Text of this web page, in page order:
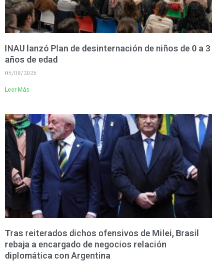
INAU lanzó Plan de desinternación de niños de 0 a 3
años de edad
05/08/2026
Leer Más
Tras reiterados dichos ofensivos de Milei, Brasil
rebaja a encargado de negocios relación
diplomática con Argentina